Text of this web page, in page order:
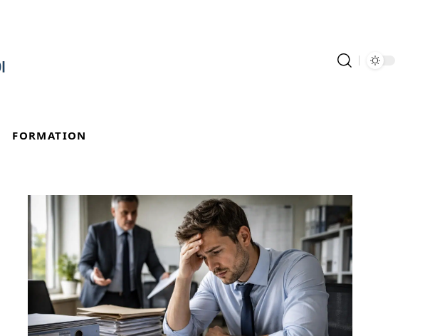
FORMATION